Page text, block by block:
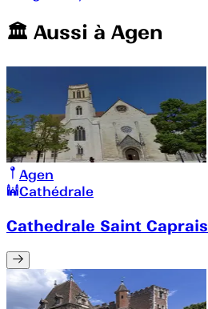
🏛️️ Aussi à Agen
Agen
Cathédrale
Cathedrale Saint Caprais